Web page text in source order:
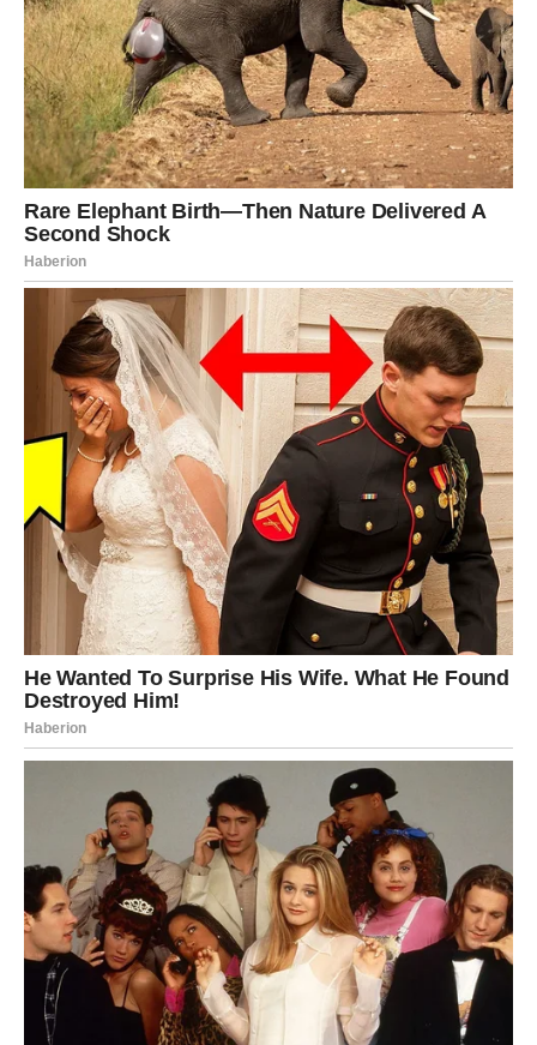
Ali najveća nagrada za Škorpiju biće osećaj da više ne
mora nikome da dokazuje svoju vrednost.
Karma je odlučila da ih podigne veoma visoko. I oni koji
su ih nekada potcenjivali sada će gledati njihov uspeh u
tišini.